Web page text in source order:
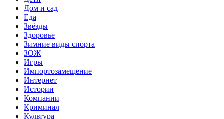
Дом и сад
Еда
Звёзды
Здоровье
Зимние виды спорта
ЗОЖ
Игры
Импортозамещение
Интернет
Истории
Компании
Криминал
Культура